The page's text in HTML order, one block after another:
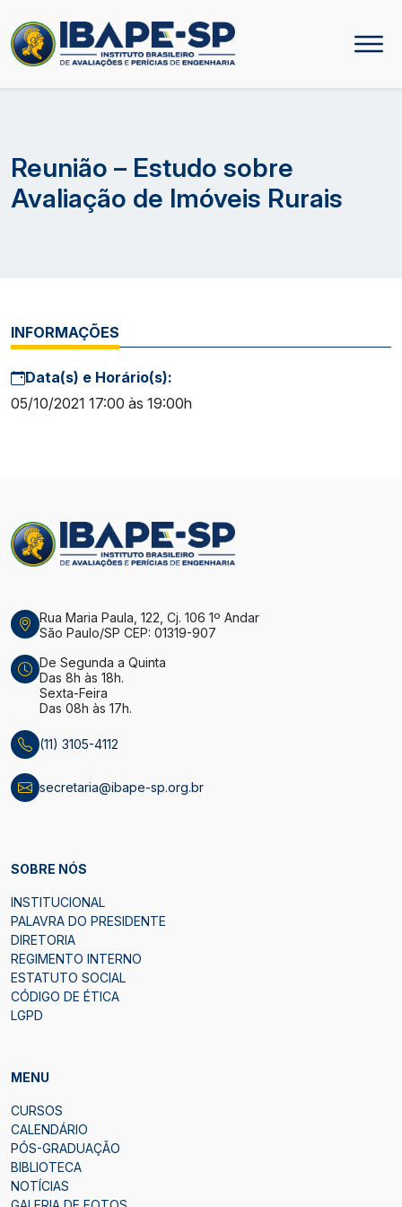
Reunião – Estudo sobre
Avaliação de Imóveis Rurais
INFORMAÇÕES
Data(s) e Horário(s):
05/10/2021 17:00 às 19:00h
Rua Maria Paula, 122, Cj. 106 1º Andar
São Paulo/SP CEP: 01319-907
De Segunda a Quinta
Das 8h às 18h.
Sexta-Feira
Das 08h às 17h.
(11) 3105-4112
secretaria@ibape-sp.org.br
SOBRE NÓS
INSTITUCIONAL
PALAVRA DO PRESIDENTE
DIRETORIA
REGIMENTO INTERNO
ESTATUTO SOCIAL
CÓDIGO DE ÉTICA
LGPD
MENU
CURSOS
CALENDÁRIO
PÓS-GRADUAÇÃO
BIBLIOTECA
NOTÍCIAS